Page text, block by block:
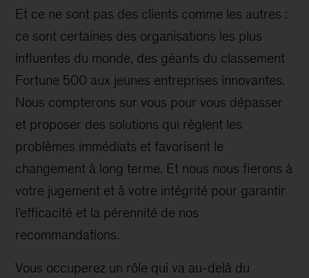
Et ce ne sont pas des clients comme les autres :
ce sont certaines des organisations les plus
influentes du monde, des géants du classement
Fortune 500 aux jeunes entreprises innovantes.
Nous compterons sur vous pour vous dépasser
et proposer des solutions qui règlent les
problèmes immédiats et favorisent le
changement à long terme. Et nous nous fierons à
votre jugement et à votre intégrité pour garantir
l’efficacité et la pérennité de nos
recommandations.
Vous occuperez un rôle qui va au-delà du